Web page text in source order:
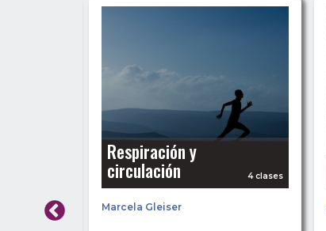
Respiración y
circulación 4 clases
Marcela Gleiser